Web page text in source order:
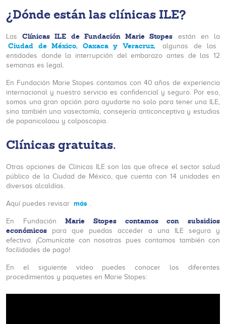
¿Dónde están las clínicas ILE?
LasClínicas ILE de Fundación Marie Stopes están en la
Ciudad de México, Oaxaca y Veracruz,
algunas de las
entidades donde la interrupción del embarazo antes de las 12
semanas es legal.
En Fundación Marie Stopes contamos con 40 años de experiencia
internacional y nuestro servicio es confidencial y seguro. Por eso,
somos una gran opción para ayudarte no solo para tener una ILE,
sino también una vasectomía, consejería anticonceptiva y estudios
de papanicolaou y colposcopia.
Clínicas gratuitas.
Otras opciones de Clínicas ILE son las que ofrece el sector salud
público de la Ciudad de México, que cuenta con 14 unidades en
diversas alcaldías.
Aquí puedes revisar más .
En FundaciónMarie Stopes contamos con subsidios
económicos para que puedas acceder a una ILE segura y
efectiva. ¡Comunícate con nosotras pues contamos también con
facilidades de pago!
En el siguiente video puedes conocer los diferentes
procedimientos y paquetes en Marie Stopes: